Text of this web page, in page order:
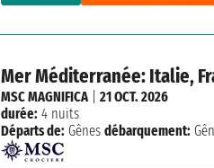
Mer Méditerranée: Italie,
MSC MAGNIFICA|21 OCT. 2026
durée: 4 nuits
Départs de: Gênes débarquement: